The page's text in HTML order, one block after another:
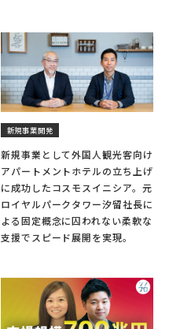
新規事業開発
新規事業として外国人観光客向け
アパートメントホテルの立ち上げ
に成功したコスモスイニシア。元
ロイヤルパークタワー汐留社長に
よる固定概念に囚われない柔軟な
支援でスピード展開を実現。